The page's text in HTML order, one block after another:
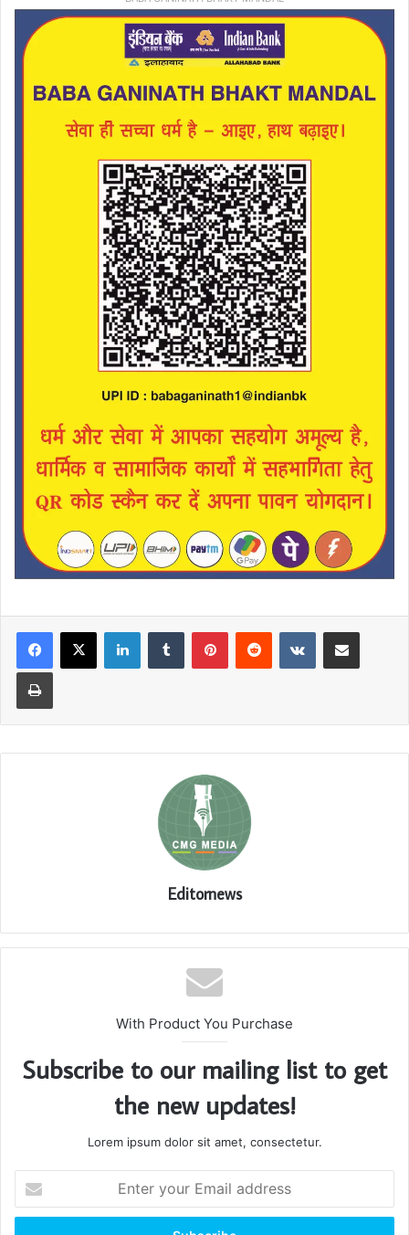
LinkedInTumblr PinterestReddit VKontakteShare via Email
Print
Editornews
With Product You Purchase
Subscribe to our mailing list to get
the new updates!
Lorem ipsum dolor sit amet, consectetur.
your
Email